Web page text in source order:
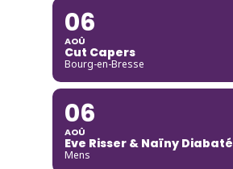
06
AOÛ
Cut Capers
Bourg-en-Bresse
06
AOÛ
Eve Risser & Naïny Diabaté
Mens